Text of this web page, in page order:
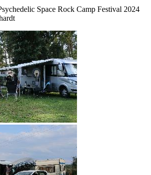
Space Rock Camp Festival 2024